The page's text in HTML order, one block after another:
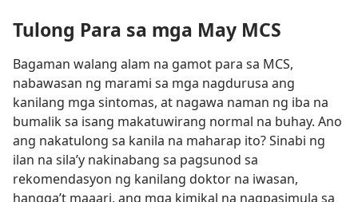
Tulong Para sa mga May MCS
Bagaman walang alam na gamot para sa MCS,
nabawasan ng marami sa mga nagdurusa ang
kanilang mga sintomas, at nagawa naman ng iba na
bumalik sa isang makatuwirang normal na buhay. Ano
ang nakatulong sa kanila na maharap ito? Sinabi ng
ilan na sila’y nakinabang sa pagsunod sa
rekomendasyon ng kanilang doktor na iwasan,
hangga’t maaari, ang mga kimikal na nagpasimula sa